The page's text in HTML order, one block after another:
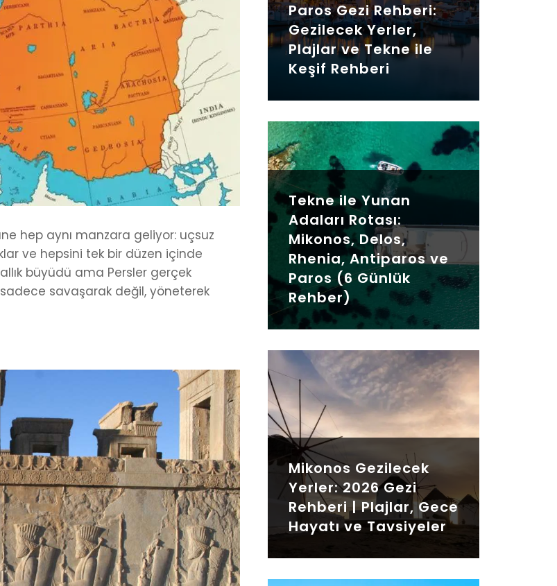
hep aynı manzara geliyor: uçsuz
ve hepsini tek bir düzen içinde
büyüdü ama Persler gerçek
savaşarak değil, yöneterek
Paros Gezi Rehberi:
Gezilecek Yerler,
Plajlar ve Tekne ile
Keşif Rehberi
Tekne ile Yunan
Adaları Rotası:
Mikonos, Delos,
Rhenia, Antiparos ve
Paros (6 Günlük
Rehber)
Mikonos Gezilecek
Yerler: 2026 Gezi
Rehberi | Plajlar, Gece
Hayatı ve Tavsiyeler